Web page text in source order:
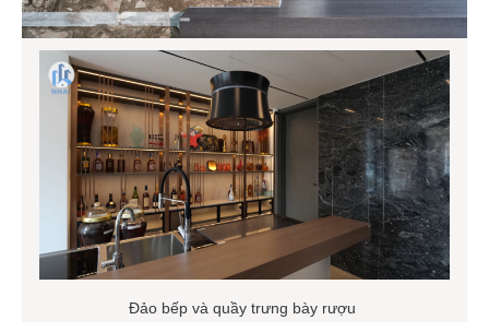
Đảo bếp và quầy trưng bày rượu